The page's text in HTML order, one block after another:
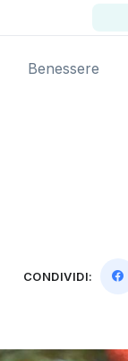
Benessere
CONDIVIDI: